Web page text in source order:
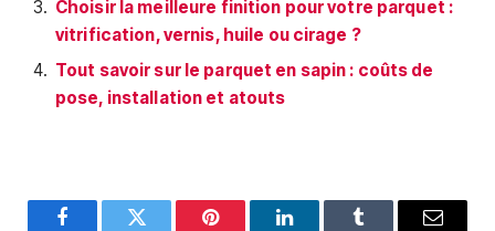
Choisir la meilleure finition pour votre parquet :
vitrification, vernis, huile ou cirage ?
Tout savoir sur le parquet en sapin : coûts de
pose, installation et atouts